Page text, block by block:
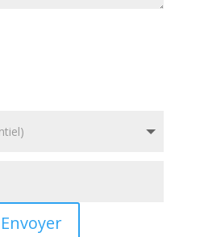
Envoyer